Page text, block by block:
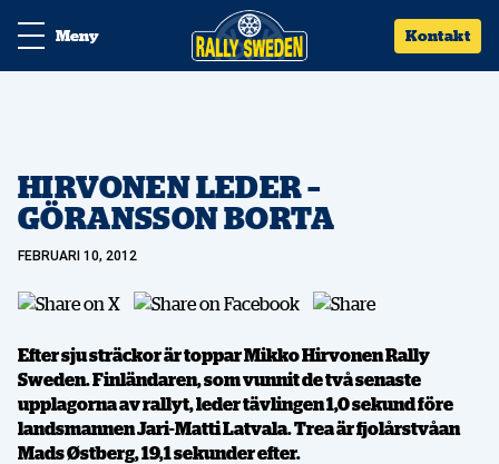
Kontakt
Meny
HIRVONEN LEDER –
GÖRANSSON BORTA
FEBRUARI 10, 2012
Efter sju sträckor är toppar Mikko Hirvonen Rally
Sweden. Finländaren, som vunnit de två senaste
upplagorna av rallyt, leder tävlingen 1,0 sekund före
landsmannen Jari-Matti Latvala. Trea är fjolårstvåan
Mads Østberg, 19,1 sekunder efter.